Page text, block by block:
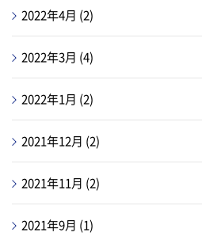
2022年4月 (2)
2022年3月 (4)
2022年1月 (2)
2021年12月 (2)
2021年11月 (2)
2021年9月 (1)